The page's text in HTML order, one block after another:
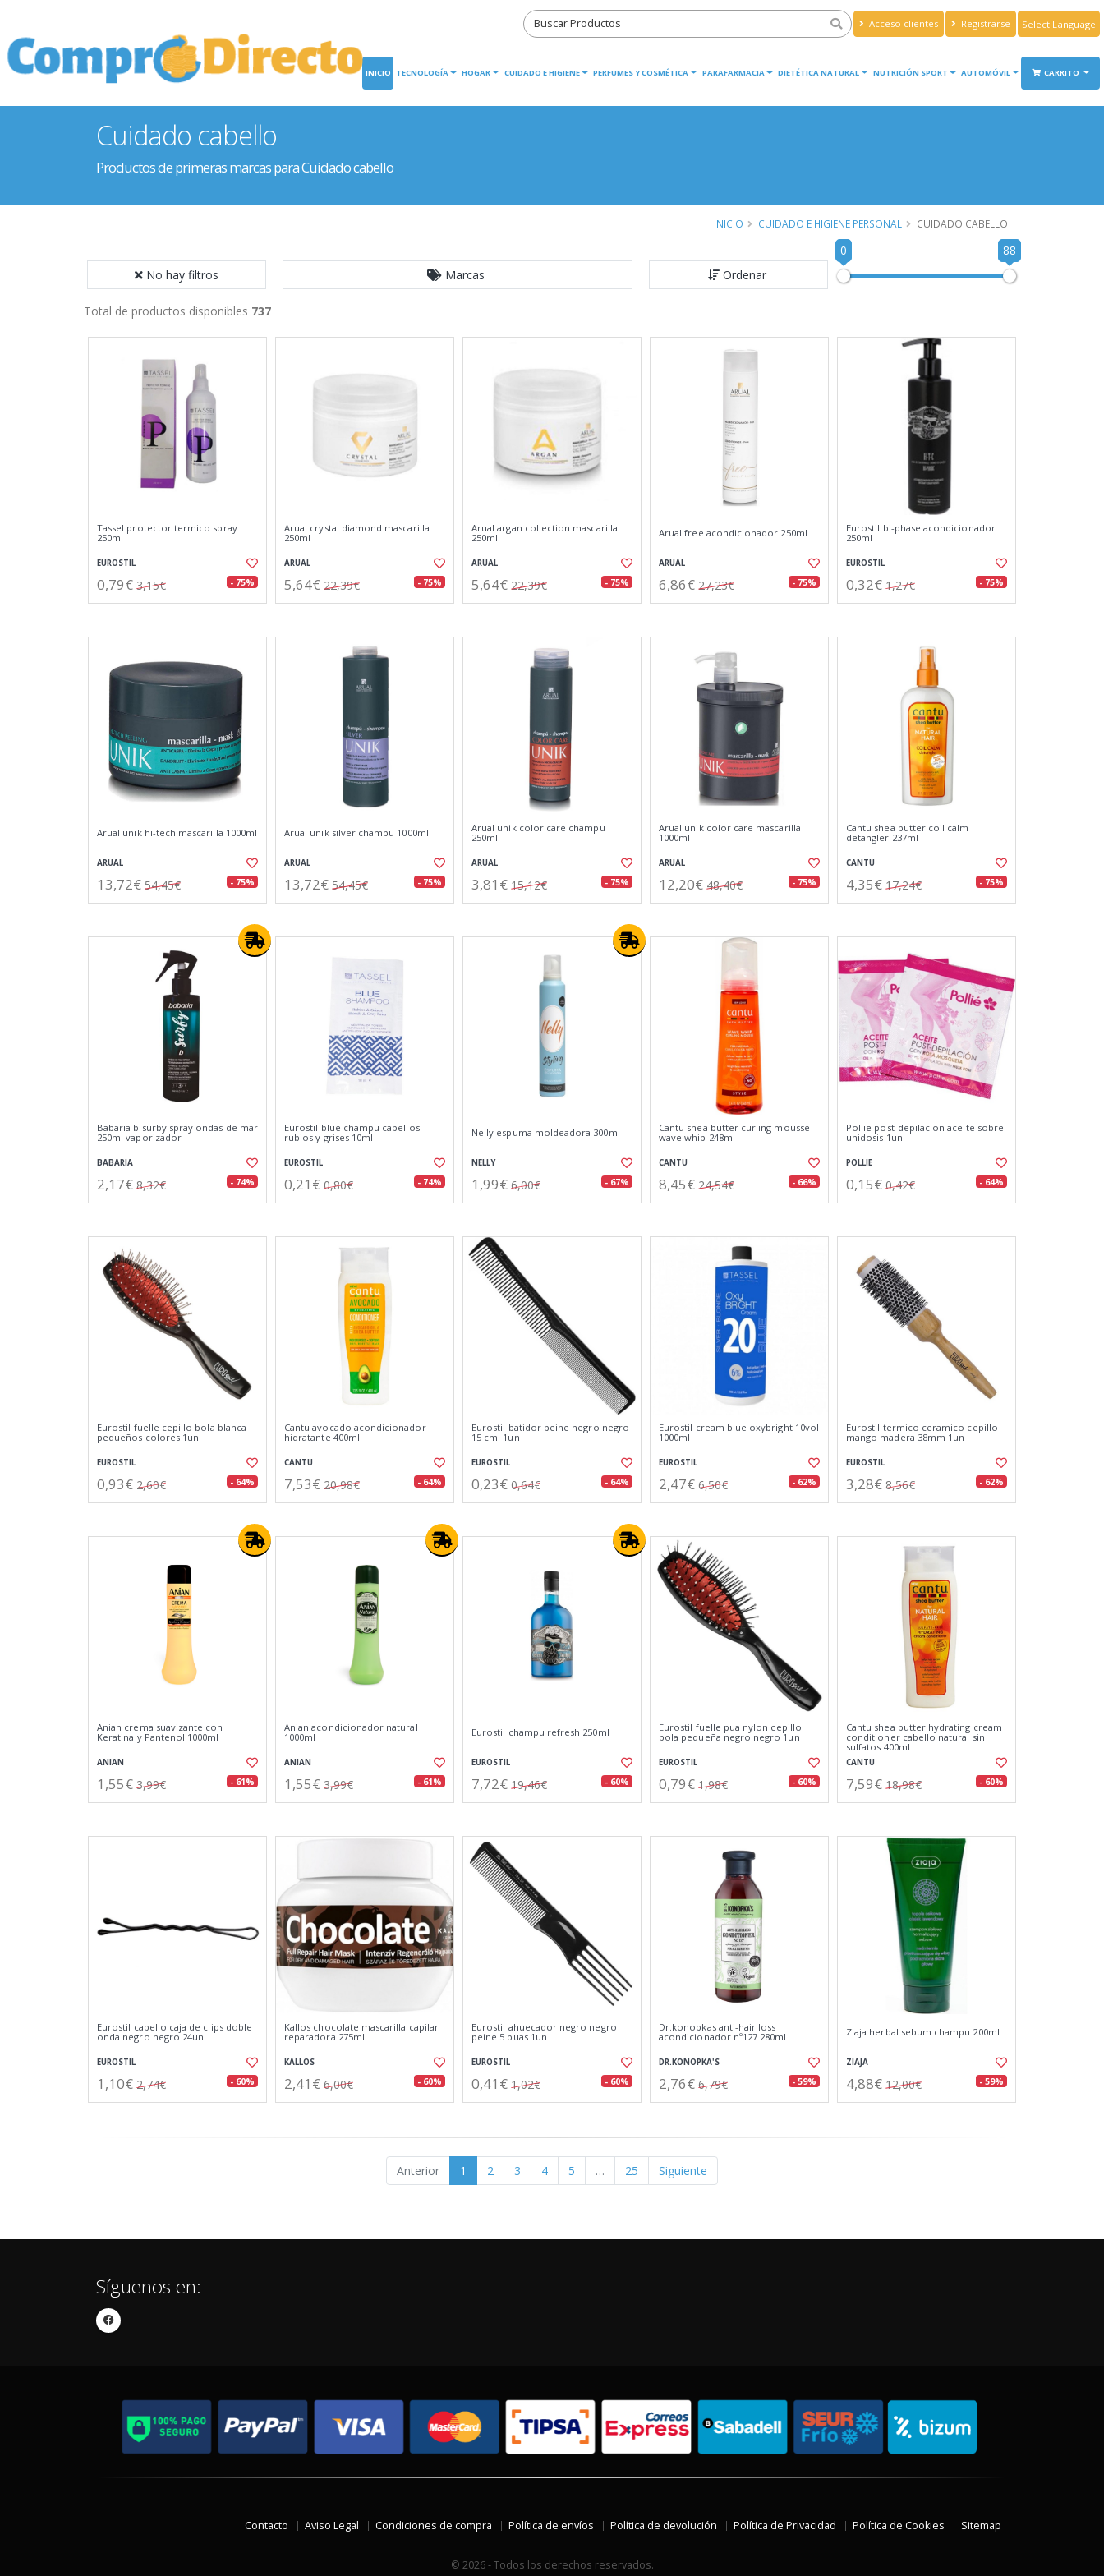
Acceso clientes Registrarse
Translate
INICIO TECNOLOGÍA HOGAR CUIDADO E HIGIENE PERFUMES Y COSMÉTICA PARAFARMACIA DIETÉTICA NATURAL NUTRICIÓN SPORT AUTOMÓVIL CARRITO
Cuidado cabello
Productos de primeras marcas para Cuidado cabello
INICIO CUIDADO E HIGIENE PERSONAL CUIDADO CABELLO
No hay filtros Marcas Ordenar
0 88
Total de productos disponibles 737
Tassel protector termico spray
250ml
EUROSTIL
0,79€ 3,15€ - 75%
Arual crystal diamond mascarilla
250ml
ARUAL
5,64€ 22,39€ - 75%
Arual argan collection mascarilla
250ml
ARUAL
5,64€ 22,39€ - 75%
Arual free acondicionador 250ml
ARUAL
6,86€ 27,23€ - 75%
Eurostil bi-phase acondicionador
250ml
EUROSTIL
0,32€ 1,27€ - 75%
Arual unik hi-tech mascarilla 1000ml
ARUAL
13,72€ 54,45€ - 75%
Arual unik silver champu 1000ml
ARUAL
13,72€ 54,45€ - 75%
Arual unik color care champu
250ml
ARUAL
3,81€ 15,12€ - 75%
Arual unik color care mascarilla
1000ml
ARUAL
12,20€ 48,40€ - 75%
Cantu shea butter coil calm
detangler 237ml
CANTU
4,35€ 17,24€ - 75%
Babaria b surby spray ondas de mar
250ml vaporizador
BABARIA
2,17€ 8,32€ - 74%
Eurostil blue champu cabellos
rubios y grises 10ml
EUROSTIL
0,21€ 0,80€ - 74%
Nelly espuma moldeadora 300ml
NELLY
1,99€ 6,00€ - 67%
Cantu shea butter curling mousse
wave whip 248ml
CANTU
8,45€ 24,54€ - 66%
Pollie post-depilacion aceite sobre
unidosis 1un
POLLIE
0,15€ 0,42€ - 64%
Eurostil fuelle cepillo bola blanca
pequeños colores 1un
EUROSTIL
0,93€ 2,60€ - 64%
Cantu avocado acondicionador
hidratante 400ml
CANTU
7,53€ 20,98€ - 64%
Eurostil batidor peine negro negro
15 cm. 1un
EUROSTIL
0,23€ 0,64€ - 64%
Eurostil cream blue oxybright 10vol
1000ml
EUROSTIL
2,47€ 6,50€ - 62%
Eurostil termico ceramico cepillo
mango madera 38mm 1un
EUROSTIL
3,28€ 8,56€ - 62%
Anian crema suavizante con
Keratina y Pantenol 1000ml
ANIAN
1,55€ 3,99€ - 61%
Anian acondicionador natural
1000ml
ANIAN
1,55€ 3,99€ - 61%
Eurostil champu refresh 250ml
EUROSTIL
7,72€ 19,46€ - 60%
Eurostil fuelle pua nylon cepillo
bola pequeña negro negro 1un
EUROSTIL
0,79€ 1,98€ - 60%
Cantu shea butter hydrating cream
conditioner cabello natural sin
sulfatos 400ml
CANTU
7,59€ 18,98€ - 60%
Eurostil cabello caja de clips doble
onda negro negro 24un
EUROSTIL
1,10€ 2,74€ - 60%
Kallos chocolate mascarilla capilar
reparadora 275ml
KALLOS
2,41€ 6,00€ - 60%
Eurostil ahuecador negro negro
peine 5 puas 1un
EUROSTIL
0,41€ 1,02€ - 60%
Dr.konopkas anti-hair loss
acondicionador nº127 280ml
DR.KONOPKA'S
2,76€ 6,79€ - 59%
Ziaja herbal sebum champu 200ml
ZIAJA
4,88€ 12,00€ - 59%
Anterior 1 2 3 4 5 … 25 Siguiente
Síguenos en:
Contacto Aviso Legal Condiciones de compra Política de envíos Política de devolución Política de Privacidad Política de Cookies Sitemap
© 2026 - Todos los derechos reservados.